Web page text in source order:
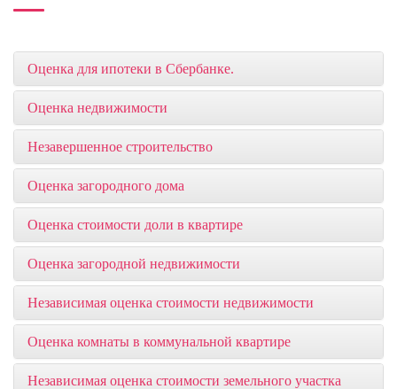
Оценка для ​ипотеки в Сбербанке.
Оценка недвижимости
Незавершенное строительство
Оценка загородного дома
Оценка стоимости доли в квартире
Оценка загородной недвижимости
Независимая оценка стоимости недвижимости
Оценка комнаты в коммунальной квартире
Независимая оценка стоимости земельного участка